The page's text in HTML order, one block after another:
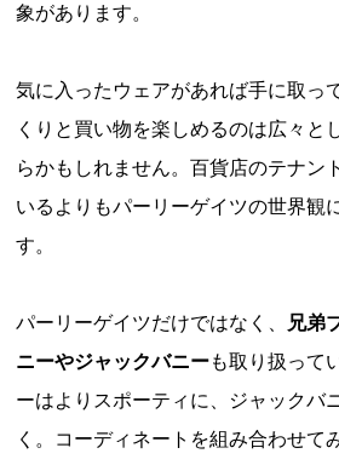
象があります。
気に入ったウェアがあれば手に取っ
くりと買い物を楽しめるのは広々と
らかもしれません。百貨店のテナン
いるよりもパーリーゲイツの世界観
す。
パーリーゲイツだけではなく、
兄弟
ニーやジャックバニーも取り扱って
ーはよりスポーティに、ジャックバ
く。コーディネートを組み合わせて